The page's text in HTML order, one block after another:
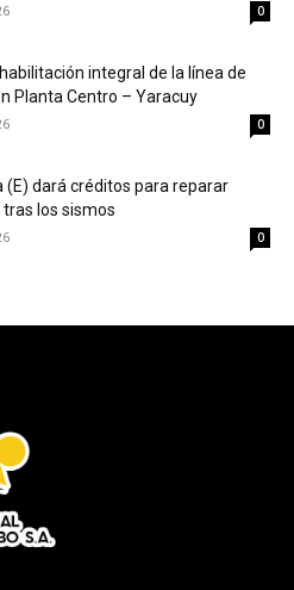
0
integral de la línea de
Planta Centro – Yaracuy
0
(E) dará créditos para reparar
los sismos
0